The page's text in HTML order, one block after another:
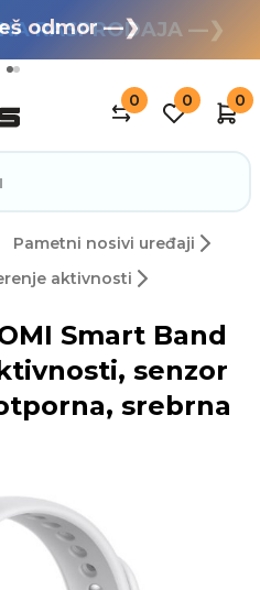
odmor —❯
RASPRODAJA —❯
0 0 0
Pametni nosivi uređaji
aktivnosti
Smart Band
senzor
srebrna